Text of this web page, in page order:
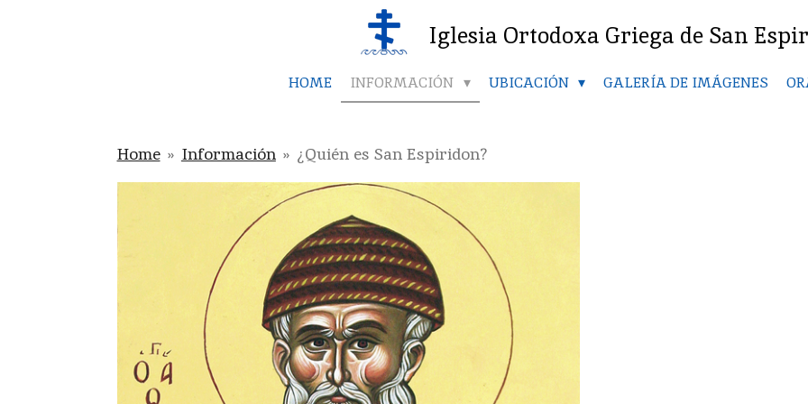
Iglesia Ortodoxa Griega de San
HOME INFORMACIÓN UBICACIÓN GALERÍA DE IMÁGENES
Home » Información » ¿Quién es San Espiridon?